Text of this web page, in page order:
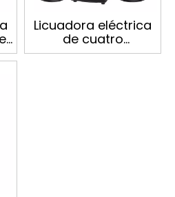
Licuadora eléctrica
de cuatro
velocidades para